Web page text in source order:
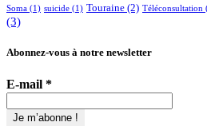
Soma (1) suicide (1) Touraine (2) Téléconsultation
(3)
Abonnez-vous à notre newsletter
E-mail *